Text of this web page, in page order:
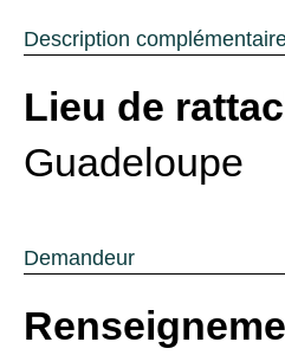
Description
Lieu de
Guadeloupe
Demandeur